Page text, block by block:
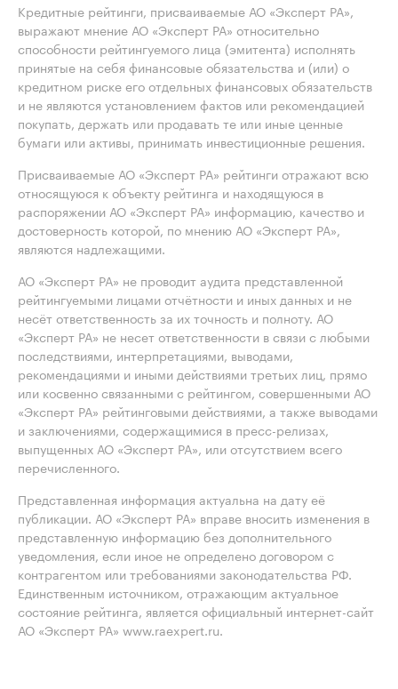
Кредитные рейтинги, присваиваемые АО «Эксперт РА»,
выражают мнение АО «Эксперт РА» относительно
способности рейтингуемого лица (эмитента) исполнять
принятые на себя финансовые обязательства и (или) о
кредитном риске его отдельных финансовых обязательств
и не являются установлением фактов или рекомендацией
покупать, держать или продавать те или иные ценные
бумаги или активы, принимать инвестиционные решения.
Присваиваемые АО «Эксперт РА» рейтинги отражают всю
относящуюся к объекту рейтинга и находящуюся в
распоряжении АО «Эксперт РА» информацию, качество и
достоверность которой, по мнению АО «Эксперт РА»,
являются надлежащими.
АО «Эксперт РА» не проводит аудита представленной
рейтингуемыми лицами отчётности и иных данных и не
несёт ответственность за их точность и полноту. АО
«Эксперт РА» не несет ответственности в связи с любыми
последствиями, интерпретациями, выводами,
рекомендациями и иными действиями третьих лиц, прямо
или косвенно связанными с рейтингом, совершенными АО
«Эксперт РА» рейтинговыми действиями, а также выводами
и заключениями, содержащимися в пресс-релизах,
выпущенных АО «Эксперт РА», или отсутствием всего
перечисленного.
Представленная информация актуальна на дату её
публикации. АО «Эксперт РА» вправе вносить изменения в
представленную информацию без дополнительного
уведомления, если иное не определено договором с
контрагентом или требованиями законодательства РФ.
Единственным источником, отражающим актуальное
состояние рейтинга, является официальный интернет-сайт
АО «Эксперт РА» www.raexpert.ru.